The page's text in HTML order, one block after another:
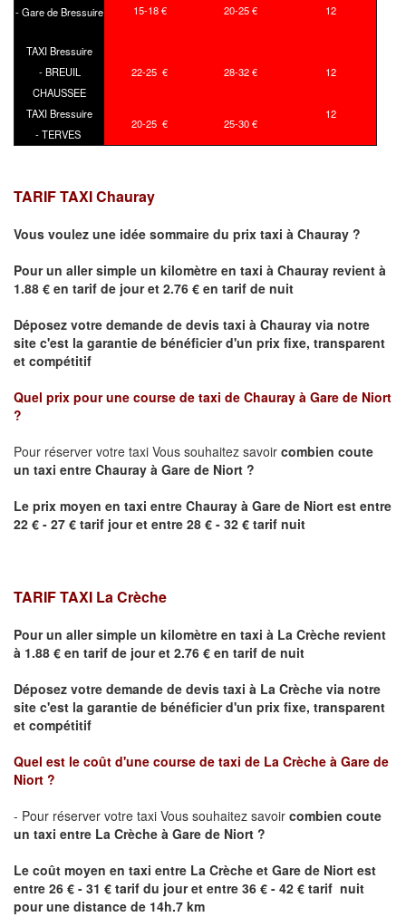
- Gare de Bressuire
15-18 € 20-25 € 12
TAXI Bressuire
- BREUIL
CHAUSSEE
22-25 € 28-32 € 12
TAXI Bressuire
- TERVES
20-25 € 25-30 €
12
TARIF TAXIChauray
Vous voulez une idée sommaire du prix taxi à Chauray ?
Pour un aller simple un kilomètre en taxi à Chauray revient à
1.88 € en tarif de jour et 2.76 € en tarif de nuit
Déposez votre demande de devis taxi à Chauray via notre
site c'est la garantie de bénéficier d'un prix fixe, transparent
et compétitif
Quel prix pour une course de taxi de Chauray à Gare de Niort
?
Pour réserver votre taxi Vous souhaitez savoir combien coute
un taxi entre Chauray à Gare de Niort ?
Le prix moyen en taxi entre Chauray à Gare de Niort est entre
22 € - 27 € tarif jour et entre 28 € - 32 € tarif nuit
TARIF TAXI La Crèche
Pour un aller simple un kilomètre en taxi à La Crèche revient
à 1.88 € en tarif de jour et 2.76 € en tarif de nuit
Déposez votre demande de devis taxi à La Crèche via notre
site c'est la garantie de bénéficier d'un prix fixe, transparent
et compétitif
Quel est le coût d'une course de taxi de La Crèche à Gare de
Niort ?
- Pour réserver votre taxi Vous souhaitez savoir combien coute
un taxi entre La Crèche à Gare de Niort ?
Le coût moyen en taxi entre La Crèche et Gare de Niort est
entre 26 € - 31 € tarif du jour et entre 36 € - 42 € tarif nuit
pour une distance de 14h.7 km